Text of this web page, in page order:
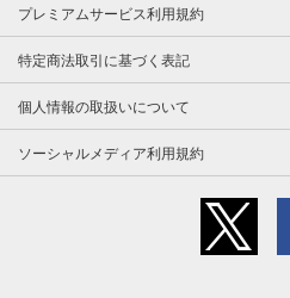
プレミアムサービス利用規約
特定商法取引に基づく表記
個人情報の取扱いについて
ソーシャルメディア利用規約